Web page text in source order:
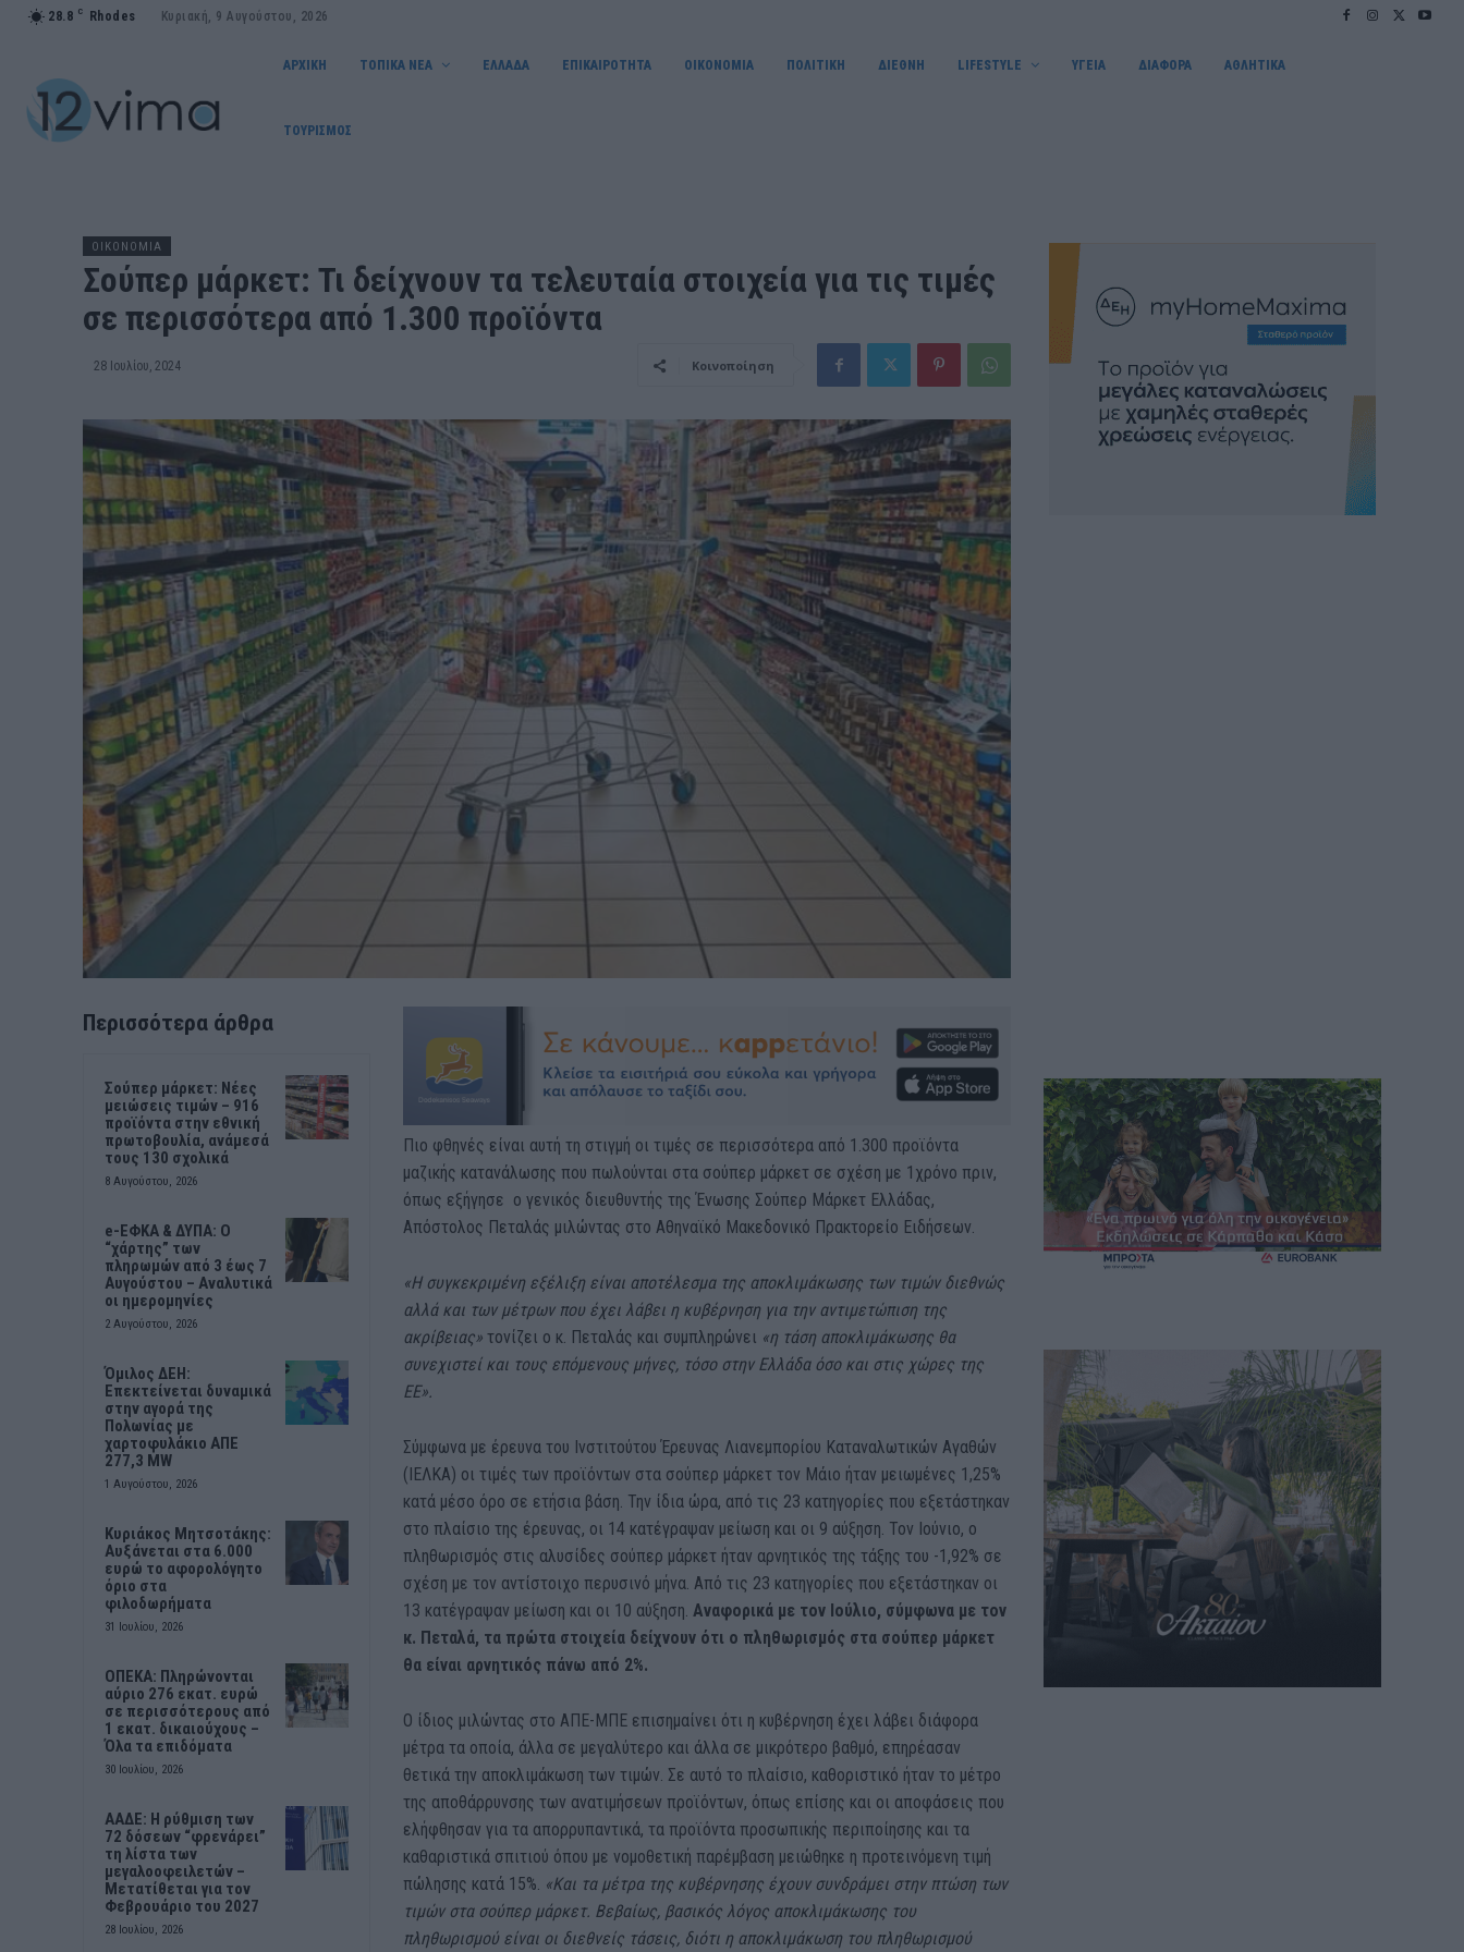
28.8 C Rhodes Κυριακή, 9 Αυγούστου, 2026
ΑΡΧΙΚΗ ΤΟΠΙΚΑ ΝΕΑ ΕΛΛΑΔΑ ΕΠΙΚΑΙΡΟΤΗΤΑ OIKONOMIA ΠΟΛΙΤΙΚΗ ΔΙΕΘΝΗ LIFESTYLE ΥΓΕΙΑ ΔΙΑΦΟΡΑ ΑΘΛΗΤΙΚΑ
ΤΟΥΡΙΣΜΟΣ
OIKONOMIA
Σούπερ μάρκετ: Τι δείχνουν τα τελευταία στοιχεία για τις τιμές
σε περισσότερα από 1.300 προϊόντα
28 Ιουλίου, 2024 Κοινοποίηση
Περισσότερα άρθρα
Σούπερ μάρκετ: Νέες
μειώσεις τιμών – 916
προϊόντα στην εθνική
πρωτοβουλία, ανάμεσά
τους 130 σχολικά
8 Αυγούστου, 2026
e-ΕΦΚΑ & ΔΥΠΑ: Ο
“χάρτης” των
πληρωμών από 3 έως 7
Αυγούστου – Αναλυτικά
οι ημερομηνίες
2 Αυγούστου, 2026
Όμιλος ΔΕΗ:
Επεκτείνεται δυναμικά
στην αγορά της
Πολωνίας με
χαρτοφυλάκιο ΑΠΕ
277,3 MW
1 Αυγούστου, 2026
Κυριάκος Μητσοτάκης:
Αυξάνεται στα 6.000
ευρώ το αφορολόγητο
όριο στα
φιλοδωρήματα
31 Ιουλίου, 2026
ΟΠΕΚΑ: Πληρώνονται
αύριο 276 εκατ. ευρώ
σε περισσότερους από
1 εκατ. δικαιούχους –
Όλα τα επιδόματα
30 Ιουλίου, 2026
ΑΑΔΕ: Η ρύθμιση των
72 δόσεων “φρενάρει”
τη λίστα των
μεγαλοοφειλετών –
Μετατίθεται για τον
Φεβρουάριο του 2027
28 Ιουλίου, 2026
Πιο φθηνές είναι αυτή τη στιγμή οι τιμές σε περισσότερα από 1.300 προϊόντα
μαζικής κατανάλωσης που πωλούνται στα σούπερ μάρκετ σε σχέση με 1χρόνο πριν,
όπως εξήγησε ο γενικός διευθυντής της Ένωσης Σούπερ Μάρκετ Ελλάδας,
Απόστολος Πεταλάς μιλώντας στο Αθηναϊκό Μακεδονικό Πρακτορείο Ειδήσεων.
«Η συγκεκριμένη εξέλιξη είναι αποτέλεσμα της αποκλιμάκωσης των τιμών διεθνώς
αλλά και των μέτρων που έχει λάβει η κυβέρνηση για την αντιμετώπιση της
ακρίβειας»τονίζει ο κ. Πεταλάς και συμπληρώνει «η τάση αποκλιμάκωσης θα
συνεχιστεί και τους επόμενους μήνες, τόσο στην Ελλάδα όσο και στις χώρες της
ΕΕ».
Σύμφωνα με έρευνα του Ινστιτούτου Έρευνας Λιανεμπορίου Καταναλωτικών Αγαθών
(ΙΕΛΚΑ) οι τιμές των προϊόντων στα σούπερ μάρκετ τον Μάιο ήταν μειωμένες 1,25%
κατά μέσο όρο σε ετήσια βάση. Την ίδια ώρα, από τις 23 κατηγορίες που εξετάστηκαν
στο πλαίσιο της έρευνας, οι 14 κατέγραψαν μείωση και οι 9 αύξηση. Τον Ιούνιο, ο
πληθωρισμός στις αλυσίδες σούπερ μάρκετ ήταν αρνητικός της τάξης του -1,92% σε
σχέση με τον αντίστοιχο περυσινό μήνα. Από τις 23 κατηγορίες που εξετάστηκαν οι
13 κατέγραψαν μείωση και οι 10 αύξηση. Αναφορικά με τον Ιούλιο, σύμφωνα με τον
κ. Πεταλά, τα πρώτα στοιχεία δείχνουν ότι ο πληθωρισμός στα σούπερ μάρκετ
θα είναι αρνητικός πάνω από 2%.
Ο ίδιος μιλώντας στο ΑΠΕ-ΜΠΕ επισημαίνει ότι η κυβέρνηση έχει λάβει διάφορα
μέτρα τα οποία, άλλα σε μεγαλύτερο και άλλα σε μικρότερο βαθμό, επηρέασαν
θετικά την αποκλιμάκωση των τιμών. Σε αυτό το πλαίσιο, καθοριστικό ήταν το μέτρο
της αποθάρρυνσης των ανατιμήσεων προϊόντων, όπως επίσης και οι αποφάσεις που
ελήφθησαν για τα απορρυπαντικά, τα προϊόντα προσωπικής περιποίησης και τα
καθαριστικά σπιτιού όπου με νομοθετική παρέμβαση μειώθηκε η προτεινόμενη τιμή
πώλησης κατά 15%. «Και τα μέτρα της κυβέρνησης έχουν συνδράμει στην πτώση των
τιμών στα σούπερ μάρκετ. Βεβαίως, βασικός λόγος αποκλιμάκωσης του
πληθωρισμού είναι οι διεθνείς τάσεις, διότι η αποκλιμάκωση του πληθωρισμού